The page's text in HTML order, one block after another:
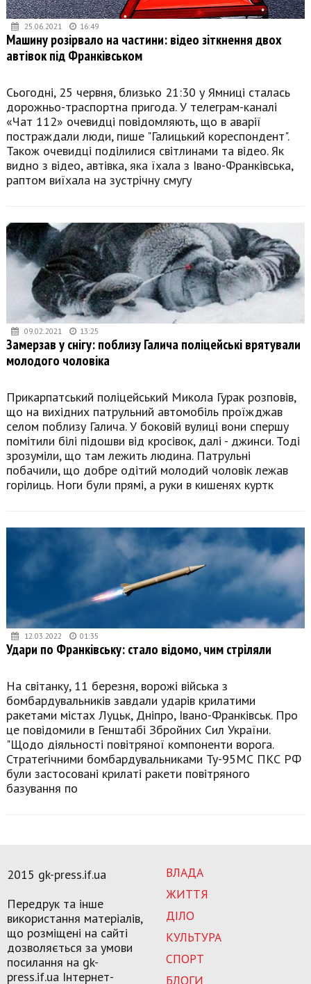
25.06.2021 16:49
Машину розірвало на частини: відео зіткнення двох
автівок під Франківськом
Сьогодні, 25 червня, близько 21:30 у Ямниці сталась
дорожньо-траспортна пригода. У телеграм-каналі
«Чат 112» очевидці повідомляють, що в аварії
постраждали люди, пише "Галицький кореспондент".
Також очевидці поділилися світлинами та відео. Як
видно з відео, автівка, яка їхала з Івано-Франківська,
раптом виїхала на зустрічну смугу
09.02.2021 13:25
Замерзав у снігу: поблизу Галича поліцейські врятували
молодого чоловіка
Прикарпатський поліцейський Микола Гурак розповів,
що на вихідних патрульний автомобіль проїжджав
селом поблизу Галича. У боковій вулиці вони спершу
помітили білі підошви від кросівок, далі - джинси. Тоді
зрозуміли, що там лежить людина. Патрульні
побачили, що добре одітий молодий чоловік лежав
горілиць. Ноги були прямі, а руки в кишенях куртк
12.03.2022 01:35
Удари по Франківську: стало відомо, чим стріляли
На світанку, 11 березня, ворожі війська з
бомбардувальників завдали ударів крилатими
ракетами містах Луцьк, Дніпро, Івано-Франківськ. Про
це повідомили в Генштабі Збройних Сил України.
"Щодо діяльності повітряної компоненти ворога.
Стратегічними бомбардувальниками Ту-95МС ПКС РФ
були застосовані крилаті ракети повітряного
базування по
ВЛАДА
ЖИТТЯ
ДІЛО
КУЛЬТУРА
СПОРТ
БЛОГИ
2015 gk-press.if.ua
Передрук та інше
використання матеріалів,
що розміщені на сайті
дозволяється за умови
посилання на gk-
press.if.ua Інтернет-